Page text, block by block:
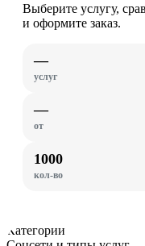
Выберите услугу,
и оформите заказ.
—
услуг
—
от
1000
кол-во
Категории